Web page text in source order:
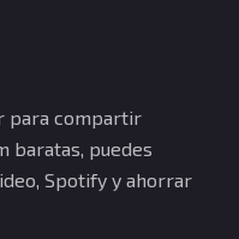
para compartir
baratas, puedes
Spotify y ahorrar